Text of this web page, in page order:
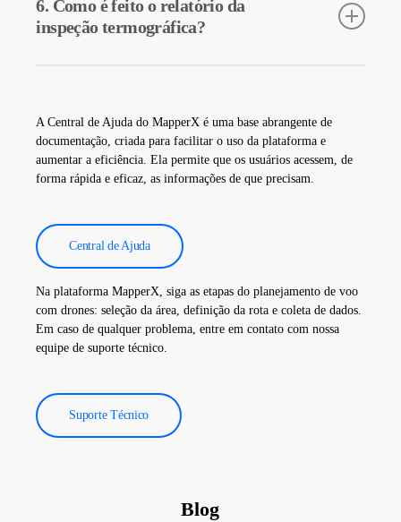
auxiliam na detecção precoce de falhas e na realização de
manutenção preventiva.
6. Como é feito o relatório da
inspeção termográfica?
os custos operacionais.
A Central de Ajuda do MapperX é uma base abrangente de
documentação, criada para facilitar o uso da plataforma e
aumentar a eficiência. Ela permite que os usuários acessem, de
forma rápida e eficaz, as informações de que precisam.
Central de Ajuda
Na plataforma MapperX, siga as etapas do planejamento de voo
com drones: seleção da área, definição da rota e coleta de dados.
Em caso de qualquer problema, entre em contato com nossa
equipe de suporte técnico.
Suporte Técnico
Blog